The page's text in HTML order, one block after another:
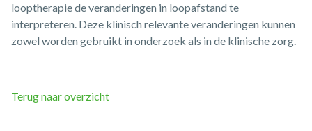
looptherapie de veranderingen in loopafstand te
interpreteren. Deze klinisch relevante veranderingen kunnen
zowel worden gebruikt in onderzoek als in de klinische zorg. ​
Terug naar overzicht